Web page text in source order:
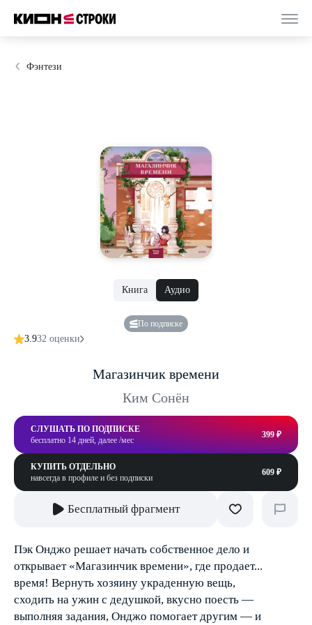
Фэнтези
Книга Аудио
По подписке
3.932 оценки
Магазинчик времени
Ким Сонён
СЛУШАТЬ ПО ПОДПИСКЕ
бесплатно 14 дней, далее /мес
399 ₽
КУПИТЬ ОТДЕЛЬНО
навсегда в профиле и без подписки
609 ₽
Бесплатный фрагмент
Пэк Онджо решает начать собственное дело и
открывает «Магазинчик времени», где продает...
время! Вернуть хозяину украденную вещь,
сходить на ужин с дедушкой, вкусно поесть —
выполняя задания, Онджо помогает другим — и